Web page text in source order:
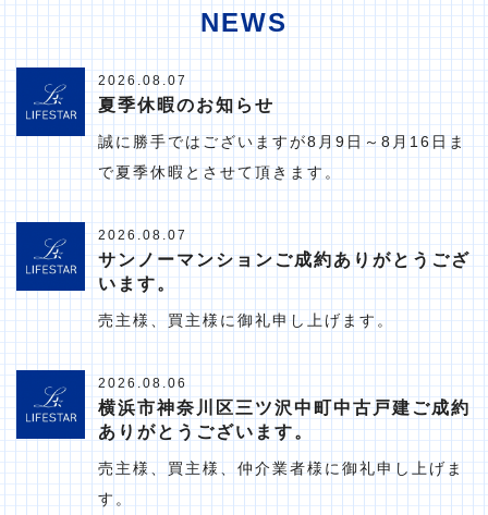
NEWS
2026.08.07
夏季休暇のお知らせ
誠に勝手ではございますが8月9日～8月16日ま
で夏季休暇とさせて頂きます。
2026.08.07
サンノーマンションご成約ありがとうござ
います。
売主様、買主様に御礼申し上げます。
2026.08.06
横浜市神奈川区三ツ沢中町中古戸建ご成約
ありがとうございます。
売主様、買主様、仲介業者様に御礼申し上げま
す。